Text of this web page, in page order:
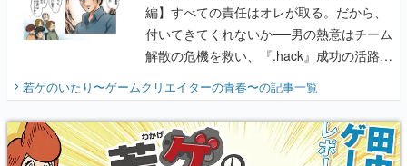
編】すべての責任はオレが取る。だから、
付いてきてくれないか──男の熱意はチーム
解散の危機を救い、『.hack』成功の活路を
『少年ジャンプ』色だった【若ゲのいた
り】
若ゲのいたり〜ゲームクリエイターの青春〜の記事一覧